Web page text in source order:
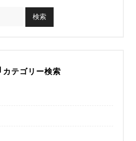
カテゴリー検索